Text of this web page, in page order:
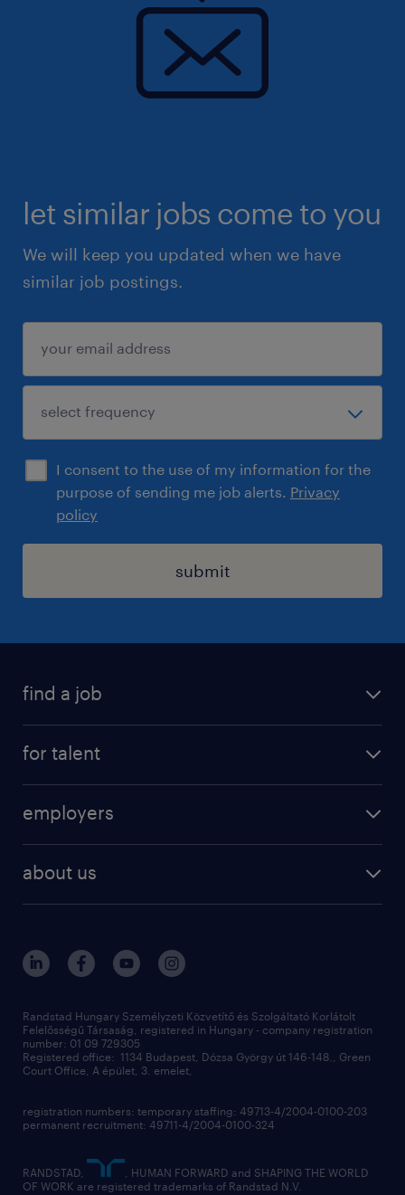
let similar jobs come to you
We will keep you updated when we have
similar job postings.
I consent to the use of my information for the
purpose of sending me job alerts. Privacy
policy
submit
find a job
for talent
professional
contact us
employers
operational
professional
digital
contact us
about us
randstad hungary
our offices
sustainability
Randstad Hungary Személyzeti Közvetítő és Szolgáltató Korlátolt
Felelősségű Társaság, registered in Hungary - company registration
number: 01 09 729305
Registered office: 1134 Budapest, Dózsa György út 146-148., Green
Court Office, A épület, 3. emelet,
registration numbers: temporary staffing: 49713-4/2004-0100-203
permanent recruitment: 49711-4/2004-0100-324
RANDSTAD,
, HUMAN FORWARD and SHAPING THE WORLD
OF WORK are registered trademarks of Randstad N.V.